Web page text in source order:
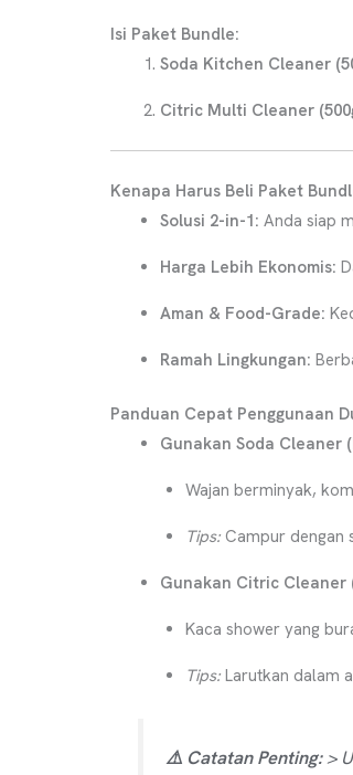
Isi Paket Bundle:
Soda Kitchen Cleaner
Citric Multi Cleaner
Kenapa Harus Beli Paket
Solusi 2-in-1: Anda siap
Harga Lebih Ekonomis:
Aman & Food-Grade:
Ramah Lingkungan:
Panduan Cepat Penggunaan
Gunakan Soda Cleaner
Wajan berminyak,
Tips:Campur dengan
Gunakan Citric
Kaca shower yang
Tips:Larutkan dalam
⚠️ Catatan Penting:>